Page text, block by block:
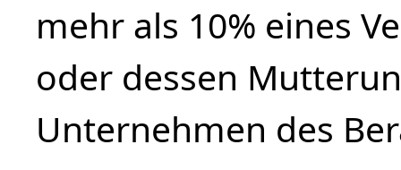
mehr als 10% eines
oder dessen
Unternehmen des